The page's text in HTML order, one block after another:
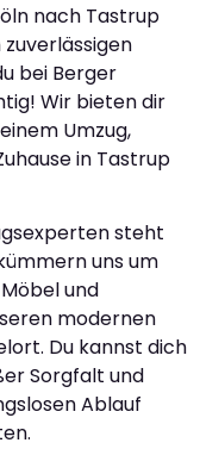
nach Tastrup
bei Berger
Wir bieten dir
Umzug,
in Tastrup
steht
uns um
und
modernen
Du kannst dich
Sorgfalt und
Ablauf